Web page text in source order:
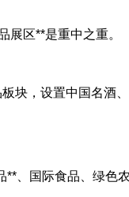
展区**是重中之重。
块，设置中国名酒
**、国际食品、绿色